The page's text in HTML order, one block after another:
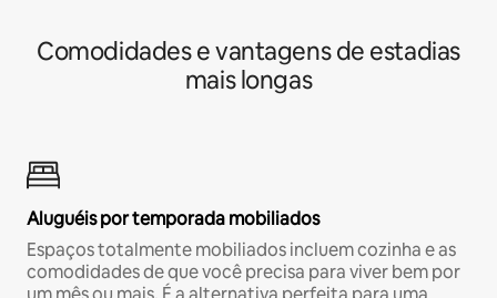
Comodidades e vantagens de estadias
mais longas
Aluguéis por temporada mobiliados
Espaços totalmente mobiliados incluem cozinha e as
comodidades de que você precisa para viver bem por